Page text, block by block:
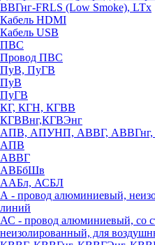
ВВГнг-FRLS (Low Smoke), LTx
Кабель HDMI
Кабель USB
ПВС
Провод ПВС
ПуВ, ПуГВ
ПуВ
ПуГВ
КГ, КГН, КГВВ
КГВВнг,КГВЭнг
АПВ, АПУНП, АВВГ,
АПВ
АВВГ
АВБбШв
ААБл, АСБЛ
А - провод алюминиевый,
линий
АС - провод алюминиевый, со
неизолированный, для